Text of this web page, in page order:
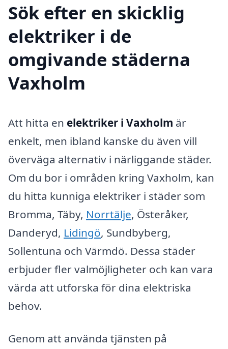
Sök efter en skicklig
elektriker i de
omgivande städerna
Vaxholm
Att hitta en elektriker i Vaxholm är
enkelt, men ibland kanske du även vill
överväga alternativ i närliggande städer.
Om du bor i områden kring Vaxholm, kan
du hitta kunniga elektriker i städer som
Bromma, Täby, Norrtälje, Österåker,
Danderyd, Lidingö, Sundbyberg,
Sollentuna och Värmdö. Dessa städer
erbjuder fler valmöjligheter och kan vara
värda att utforska för dina elektriska
behov.
Genom att använda tjänsten på